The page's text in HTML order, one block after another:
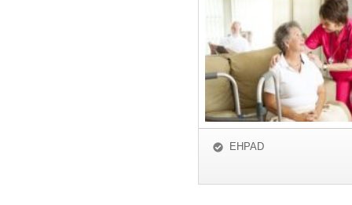
EHPAD